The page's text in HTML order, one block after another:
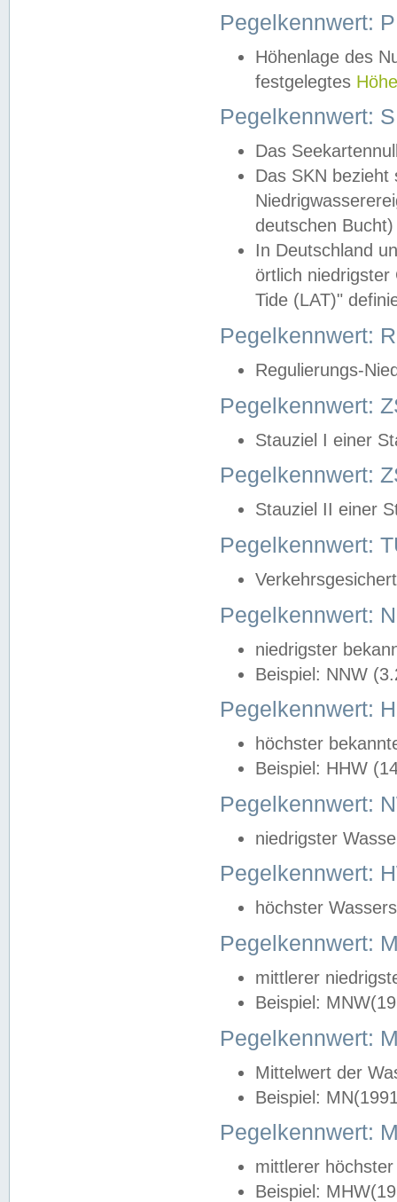
Pegelkennwert:
Höhenlage des
festgelegtes
Pegelkennwert:
Das
Das SKN
deutschen
In Deutschland
örtlich
Tide (LAT)"
Pegelkennwert:
Regulierungs-
Pegelkennwert:
Stauziel I einer
Pegelkennwert:
Stauziel II einer
Pegelkennwert:
Pegelkennwert:
niedrigster
Beispiel: NNW
Pegelkennwert:
höchster
Beispiel: HHW
Pegelkennwert:
niedrigster
Pegelkennwert:
höchster
Pegelkennwert:
mittlerer
Beispiel:
Pegelkennwert:
Mittelwert der
Beispiel:
Pegelkennwert:
mittlerer
Beispiel: